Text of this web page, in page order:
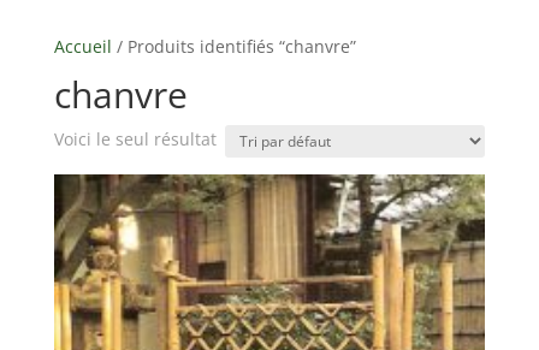
Accueil / Produits identifiés “chanvre”
chanvre
Voici le seul résultat